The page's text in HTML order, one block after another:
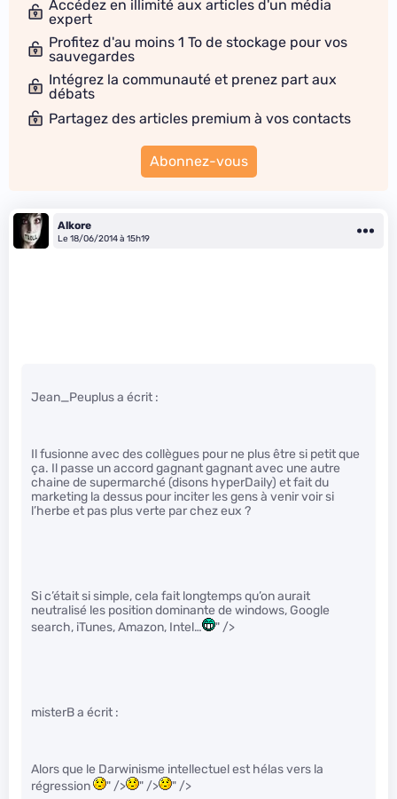
Accédez en illimité aux articles d'un média
expert
Profitez d'au moins 1 To de stockage pour vos
sauvegardes
Intégrez la communauté et prenez part aux
débats
Partagez des articles premium à vos contacts
Abonnez-vous
Alkore
Le 18/06/2014 à 15h19
Jean_Peuplus a écrit :
Il fusionne avec des collègues pour ne plus être si petit que
ça. Il passe un accord gagnant gagnant avec une autre
chaine de supermarché (disons hyperDaily) et fait du
marketing la dessus pour inciter les gens à venir voir si
l’herbe et pas plus verte par chez eux ?
Si c’était si simple, cela fait longtemps qu’on aurait
neutralisé les position dominante de windows, Google
search, iTunes, Amazon, Intel…
" />
misterB a écrit :
Alors que le Darwinisme intellectuel est hélas vers la
régression
" /> " /> " />